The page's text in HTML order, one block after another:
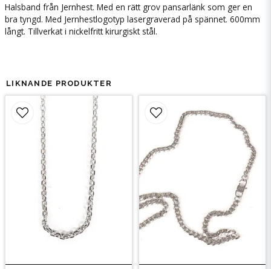
Halsband från Jernhest. Med en rätt grov pansarlänk som ger en
bra tyngd. Med Jernhestlogotyp lasergraverad på spännet. 600mm
långt. Tillverkat i nickelfritt kirurgiskt stål.
LIKNANDE PRODUKTER